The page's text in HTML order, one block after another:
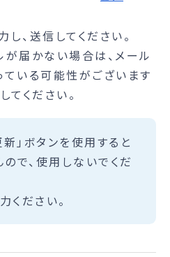
、送信してください。
届かない場合は、メール
いる可能性がございます
てください。
新」ボタンを使用すると
で、使用しないでくだ
ださい。